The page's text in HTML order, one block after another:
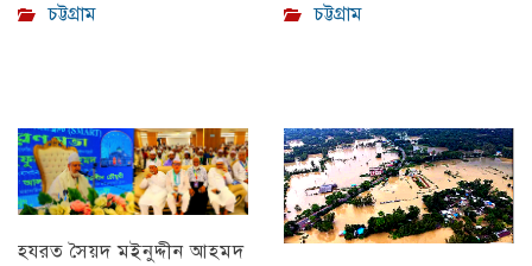
চট্টগ্রাম
চট্টগ্রাম
হযরত সৈয়দ মইনুদ্দীন আহমদ